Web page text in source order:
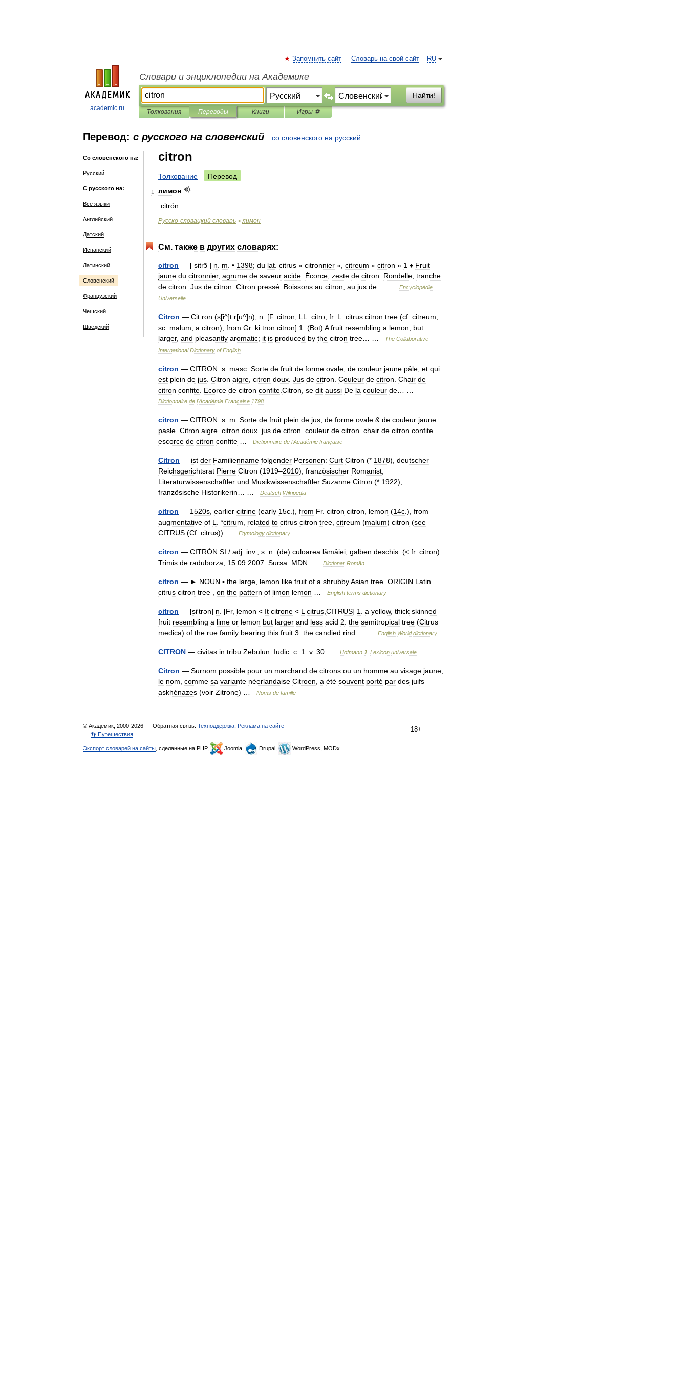
academic.ru
RU
Запомнить сайт Словарь на свой сайт
Словари и энциклопедии на Академике
Найти!
Толкования Переводы Книги Игры ⚽
Перевод: с русского на словенский со словенского на русский
Со словенского на:
Русский
С русского на:
Все языки
Английский
Датский
Испанский
Латинский
Словенский
Французский
Чешский
Шведский
citron
Толкование Перевод
1
лимон
citrón
Русско-словацкий словарь > лимон
См. также в других словарях:
citron — [ sitrɔ̃ ] n m . • 1398; du lat citrus « citronnier », citreum « citron » 1 ♦ Fruit
jaune du citronnier, agrume de saveur acide Écorce zeste de citron Rondelle tranche
de citron Jus de citron Citron pressé Boissons au citron au jus de
Encyclopédie
Universelle
Citron — Cit ron (s[i^]t r[u^]n), n . [F. citron LL citro fr. L citrus citron tree (cf citreum
sc malum a citron), from Gr. ki tron citron] 1 . (Bot) A fruit resembling a lemon
but
larger, and pleasantly aromatic; it is produced by the citron tree The Collaborative
International Dictionary of English
citron — CITRON s masc Sorte de fruit de forme ovale de couleur jaune pâle et qui
est plein de jus Citron aigre citron doux Jus de citron Couleur de citron Chair de
citron confite Ecorce de citron confite Citron se dit aussi De la couleur de
Dictionnaire de l'Académie Française 1798
citron — CITRON s m Sorte de fruit plein de jus de forme ovale & de couleur jaune
pasle Citron aigre citron doux jus de citron couleur de citron chair de citron confite
escorce de citron confite Dictionnaire de l'Académie française
Citron — ist der Familienname folgender Personen: Curt Citron (* 1878), deutscher
Reichsgerichtsrat Pierre Citron (1919–2010), französischer Romanist
Literaturwissenschaftler und Musikwissenschaftler Suzanne Citron (* 1922),
französische Historikerin Deutsch Wikipedia
citron — 1520s earlier citrine (early 15c .), from Fr. citron citron lemon (14c .), from
augmentative of L . *citrum related to citrus citron tree citreum (malum) citron (see
CITRUS (Cf citrus)) … Etymology dictionary
citron — CITRÓN SI / adj inv., s n . (de) culoarea lămâiei galben deschis . (< fr. citron)
Trimis de raduborza 15 09 2007 Sursa: MDN Dicționar Român
citron — ► NOUN ▪ the large lemon like fruit of a shrubbyAsian tree ORIGIN Latin
citrus citron tree on the pattern of limon lemon English terms dictionary
citron — [si′trən] n . [Fr, lemon < It citrone < L citrus CITRUS] 1 a yellow, thick skinned
fruit resembling a lime or lemon but larger and less acid 2 the semitropical tree (Citrus
medica) of the rue family bearing this fruit 3 the candied rind English World dictionary
CITRON — civitas in tribu Zebulun Iudic c 1 v. 30 Hofmann J Lexicon universale
Citron — Surnom possible pour un marchand de citrons ou un homme au visage jaune
le nom comme sa variante néerlandaise Citroen a été souvent porté par des juifs
askhénazes (voir Zitrone) … Noms de famille
18+
© Академик, 2000-2026 Обратная связь: Техподдержка Реклама на сайте
👣 Путешествия
Экспорт словарей на сайты , сделанные на PHP, Joomla, Drupal, WordPress, MODx.